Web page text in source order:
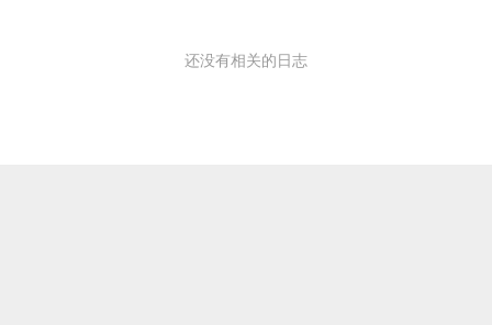
还没有相关的日志